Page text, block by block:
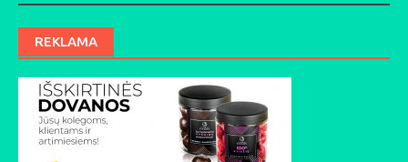
REKLAMA